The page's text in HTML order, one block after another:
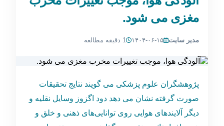
مغزی می شود.
مدیر سایت ۱۴۰۴-۰۶-۱۵ 1 دقیقه مطالعه
پژوهشگران علوم پزشکی می گویند نتایج تحقیقات
صورت گرفته نشان می دهد دود اگزوز وسایل نقلیه و
دیگر آلایند‌های هوایی روی توانایی‌های ذهنی و خلق و